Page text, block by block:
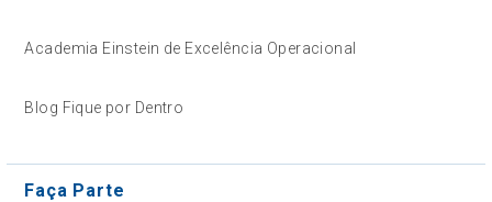
Academia Einstein de Excelência Operacional
Blog Fique por Dentro
Faça Parte